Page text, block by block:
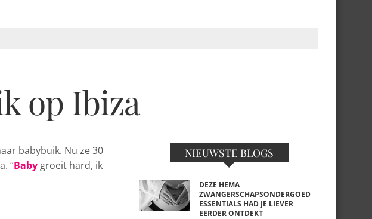
op Ibiza
babybuik. Nu ze 30
“Baby groeit hard, ik
NIEUWSTE BLOGS
DEZE HEMA
ZWANGERSCHAPSONDERGOED
ESSENTIALS HAD JE LIEVER
EERDER ONTDEKT